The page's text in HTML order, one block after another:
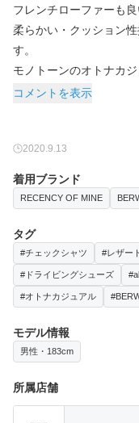
フレンチローファーも
柔らかい・クッション
す。
モノトーンのオトナカ
コメントを表示
2020.9.13
着用ブランド
RECENCY OF MINE
タグ
#チェックシャツ #レザー
#ドライビングシューズ
#オトナカジュアル
モデル情報
男性・183cm
所属店舗